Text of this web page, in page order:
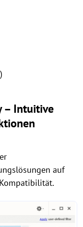
– Intuitive
auf